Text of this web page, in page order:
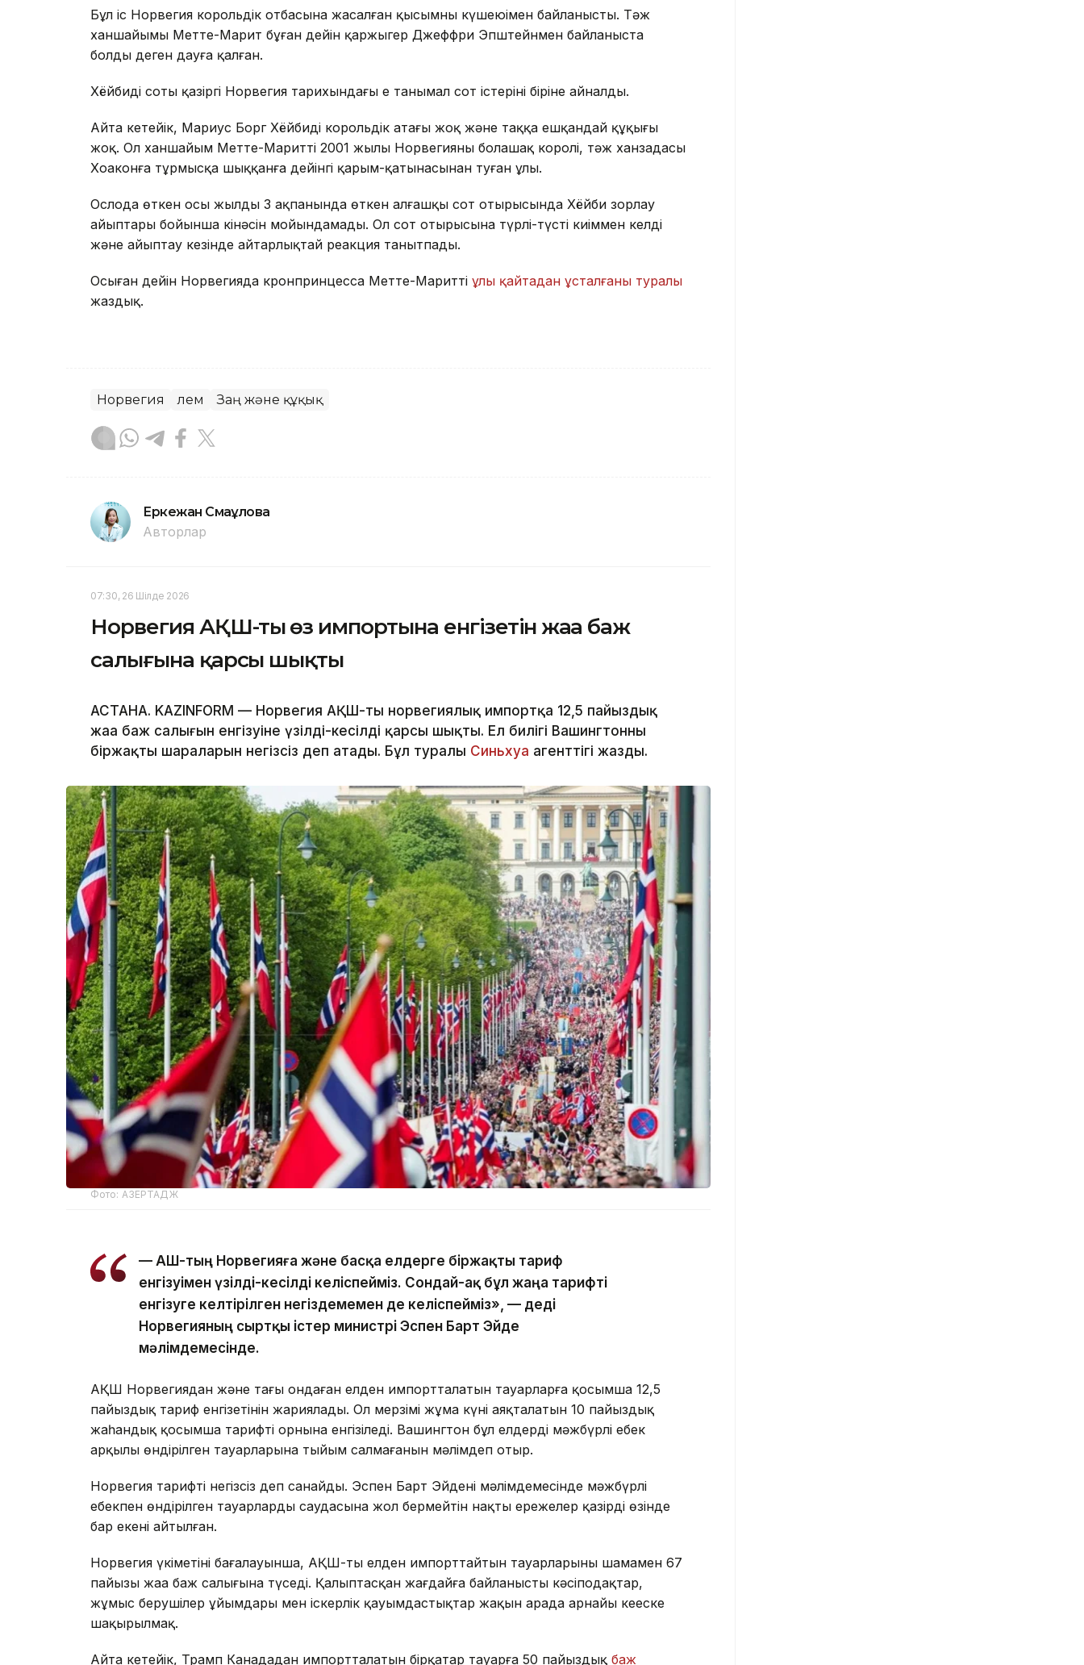
Бұл іс Норвегия корольдік отбасына жасалған қысымның күшеюімен байланысты. Тәж
ханшайымы Метте-Марит бұған дейін қаржыгер Джеффри Эпштейнмен байланыста
болды деген дауға қалған.
Хёйбидің соты қазіргі Норвегия тарихындағы ең танымал сот істерінің біріне айналды.
Айта кетейік, Мариус Борг Хёйбидің корольдік атағы жоқ және таққа ешқандай құқығы
жоқ. Ол ханшайым Метте-Мариттің 2001 жылы Норвегияның болашақ королі, тәж ханзадасы
Хоаконға тұрмысқа шыққанға дейінгі қарым-қатынасынан туған ұлы.
Ослода өткен осы жылдың 3 ақпанында өткен алғашқы сот отырысында Хёйби зорлау
айыптары бойынша кінәсін мойындамады. Ол сот отырысына түрлі-түсті киіммен келді
және айыптау кезінде айтарлықтай реакция танытпады.
Осыған дейін Норвегияда кронпринцесса Метте-Мариттің ұлы қайтадан ұсталғаны туралы
жаздық.
Норвегия Әлем Заң және құқық
Еркежан Смағұлова
Авторлар
07:30, 26 Шілде 2026
Норвегия АҚШ-тың өз импортына енгізетін жаңа баж
салығына қарсы шықты
АСТАНА. KAZINFORM — Норвегия АҚШ-тың норвегиялық импортқа 12,5 пайыздық
жаңа баж салығын енгізуіне үзілді-кесілді қарсы шықты. Ел билігі Вашингтонның
біржақты шараларын негізсіз деп атады. Бұл туралы Синьхуа агенттігі жазды.
Фото: АЗЕРТАДЖ
— АҚШ-тың Норвегияға және басқа елдерге біржақты тариф
енгізуімен үзілді-кесілді келіспейміз. Сондай-ақ бұл жаңа тарифті
енгізуге келтірілген негіздемемен де келіспейміз», — деді
Норвегияның сыртқы істер министрі Эспен Барт Эйде
мәлімдемесінде.
АҚШ Норвегиядан және тағы ондаған елден импортталатын тауарларға қосымша 12,5
пайыздық тариф енгізетінін жариялады. Ол мерзімі жұма күні аяқталатын 10 пайыздық
жаһандық қосымша тарифтің орнына енгізіледі. Вашингтон бұл елдердің мәжбүрлі еңбек
арқылы өндірілген тауарларына тыйым салмағанын мәлімдеп отыр.
Норвегия тарифті негізсіз деп санайды. Эспен Барт Эйденің мәлімдемесінде мәжбүрлі
еңбекпен өндірілген тауарлардың саудасына жол бермейтін нақты ережелер қазірдің өзінде
бар екені айтылған.
Норвегия үкіметінің бағалауынша, АҚШ-тың елден импорттайтын тауарларының шамамен 67
пайызы жаңа баж салығына түседі. Қалыптасқан жағдайға байланысты кәсіподақтар,
жұмыс берушілер ұйымдары мен іскерлік қауымдастықтар жақын арада арнайы кеңеске
шақырылмақ.
Айта кетейік, Трамп Канададан импортталатын бірқатар тауарға 50 пайыздық баж